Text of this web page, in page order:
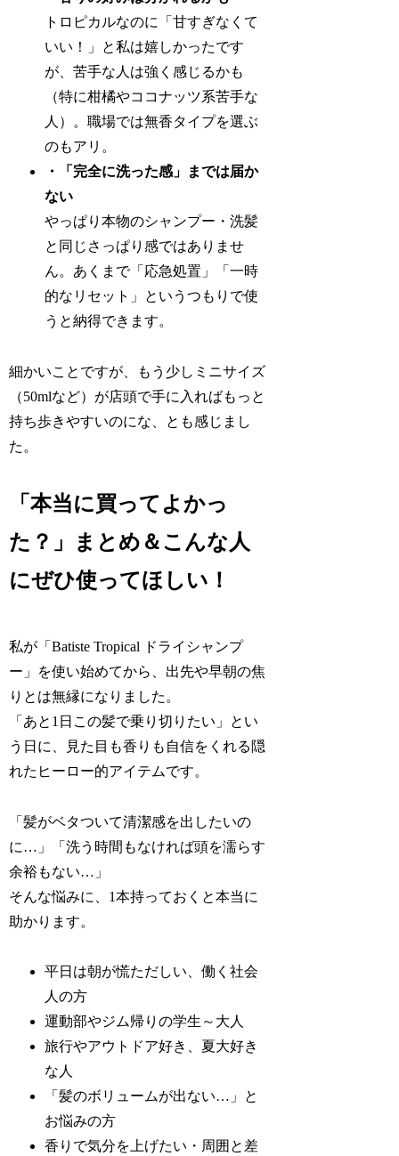
トロピカルなのに「甘すぎなくて
いい！」と私は嬉しかったです
が、苦手な人は強く感じるかも
（特に柑橘やココナッツ系苦手な
人）。職場では無香タイプを選ぶ
のもアリ。
・「完全に洗った感」までは届か
ない
やっぱり本物のシャンプー・洗髪
と同じさっぱり感ではありませ
ん。あくまで「応急処置」「一時
的なリセット」というつもりで使
うと納得できます。
細かいことですが、もう少しミニサイズ
（50mlなど）が店頭で手に入ればもっと
持ち歩きやすいのにな、とも感じまし
た。
「本当に買ってよかっ
た？」まとめ＆こんな人
にぜひ使ってほしい！
私が「Batiste Tropical ドライシャンプ
ー」を使い始めてから、出先や早朝の焦
りとは無縁になりました。
「あと1日この髪で乗り切りたい」とい
う日に、見た目も香りも自信をくれる隠
れたヒーロー的アイテムです。
「髪がベタついて清潔感を出したいの
に…」「洗う時間もなければ頭を濡らす
余裕もない…」
そんな悩みに、1本持っておくと本当に
助かります。
平日は朝が慌ただしい、働く社会
人の方
運動部やジム帰りの学生～大人
旅行やアウトドア好き、夏大好き
な人
「髪のボリュームが出ない…」と
お悩みの方
香りで気分を上げたい・周囲と差